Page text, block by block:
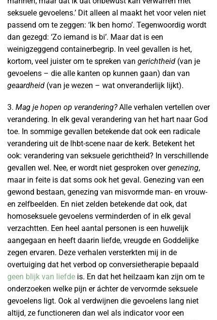
seksuele gevoelens.’ Dit alleen al maakt het voor velen niet
passend om te zeggen: ‘Ik ben homo’. Tegenwoordig wordt
dan gezegd: ‘Zo iemand is bi’. Maar dat is een
weinigzeggend containerbegrip. In veel gevallen is het,
kortom, veel juister om te spreken van gerichtheid (van je
gevoelens – die alle kanten op kunnen gaan) dan van
geaardheid (van je wezen – wat onveranderlijk lijkt).
3. Mag je hopen op verandering?Alle verhalen vertellen over
verandering. In elk geval verandering van het hart naar God
toe. In sommige gevallen betekende dat ook een radicale
verandering uit de lhbt-scene naar de kerk. Betekent het
ook: verandering van seksuele gerichtheid? In verschillende
gevallen wel. Nee, er wordt niet gesproken overgenezing,
maar in feite is dat soms ook het geval. Genezing van een
gewond bestaan, genezing van misvormde man- en vrouw-
en zelfbeelden. En niet zelden betekende dat ook, dat
homoseksuele gevoelens verminderden of in elk geval
verzachtten. Een heel aantal personen is een huwelijk
aangegaan en heeft daarin liefde, vreugde en Goddelijke
zegen ervaren. Deze verhalen versterkten mij in de
overtuiging dat het verbod op conversietherapie bepaald
geen blijk van liefde is. En dat het heilzaam kan zijn om te
onderzoeken welke pijn er áchter de vervormde seksuele
gevoelens ligt. Ook al verdwijnen die gevoelens lang niet
altijd, ze functioneren dan wel als indicator voor een